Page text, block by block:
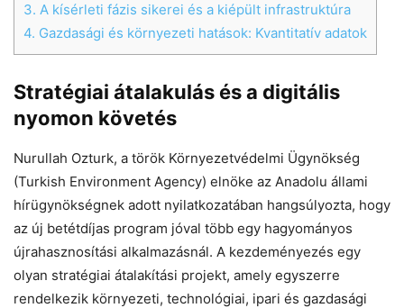
3. A kísérleti fázis sikerei és a kiépült infrastruktúra
4. Gazdasági és környezeti hatások: Kvantitatív adatok
Stratégiai átalakulás és a digitális
nyomon követés
Nurullah Ozturk, a török Környezetvédelmi Ügynökség
(Turkish Environment Agency) elnöke az Anadolu állami
hírügynökségnek adott nyilatkozatában hangsúlyozta, hogy
az új betétdíjas program jóval több egy hagyományos
újrahasznosítási alkalmazásnál. A kezdeményezés egy
olyan stratégiai átalakítási projekt, amely egyszerre
rendelkezik környezeti, technológiai, ipari és gazdasági
Helló! Miben segíthetek ma?